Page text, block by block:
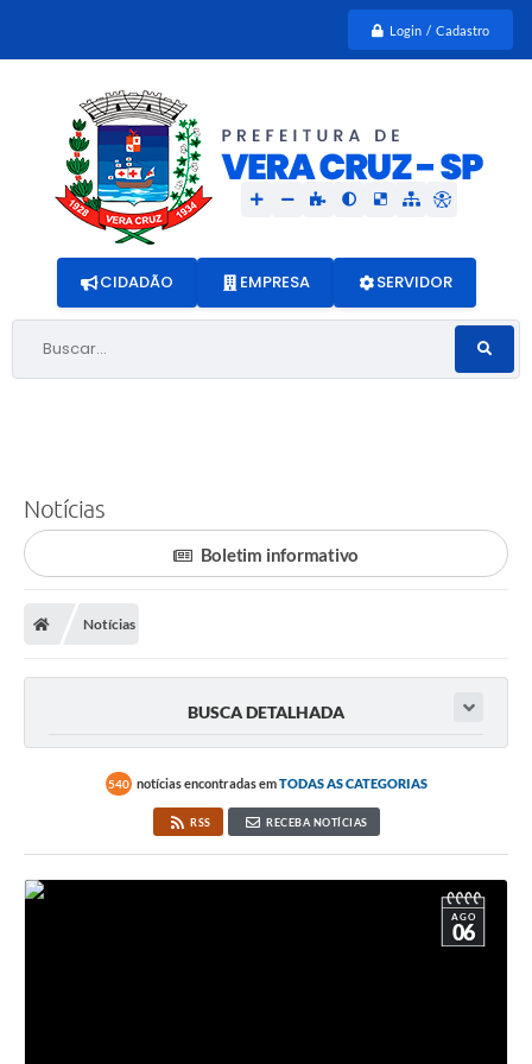
Login / Cadastro
Buscar...
CIDADÃO EMPRESA SERVIDOR
Notícias
Boletim informativo
Notícias
BUSCA DETALHADA
540 notícias encontradas emTODAS AS CATEGORIAS
RSS RECEBA NOTÍCIAS
AGO
06